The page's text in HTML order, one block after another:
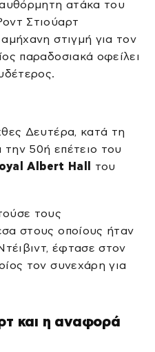
ατάκα του
Στιούαρτ
στιγμή για τον
παραδοσιακά οφείλει
Δευτέρα, κατά τη
την 50ή επέτειο του
Albert Hall
του
τους
στους οποίους ήταν
έφτασε στον
τον συνεχάρη για
και η αναφορά